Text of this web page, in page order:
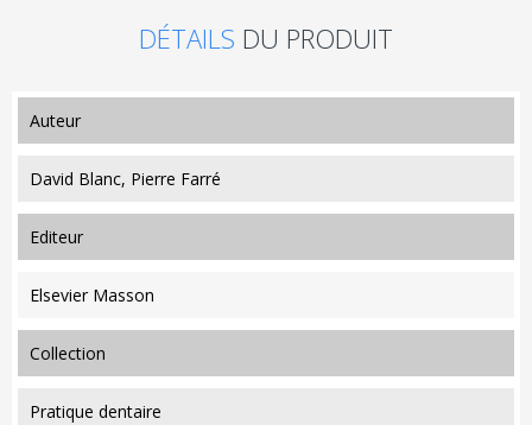
DÉTAILS DU PRODUIT
auteur
David Blanc, Pierre Farré
editeur
Elsevier Masson
collection
Pratique dentaire